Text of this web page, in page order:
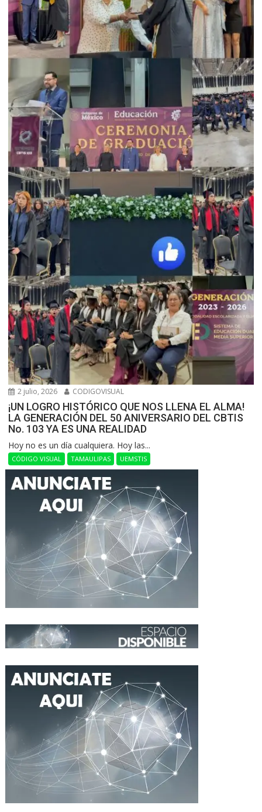
2 julio, 2026 CODIGOVISUAL
¡UN LOGRO HISTÓRICO QUE NOS LLENA EL ALMA!
LA GENERACIÓN DEL 50 ANIVERSARIO DEL CBTIS
No. 103 YA ES UNA REALIDAD
Hoy no es un día cualquiera. Hoy las...
CÓDIGO VISUAL TAMAULIPAS UEMSTIS